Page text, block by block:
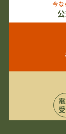
今な